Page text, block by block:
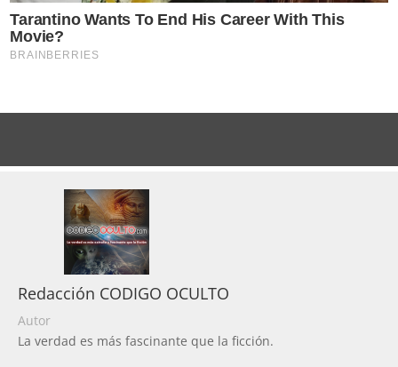
Redacción CODIGO OCULTO
Autor
La verdad es más fascinante que la ficción.